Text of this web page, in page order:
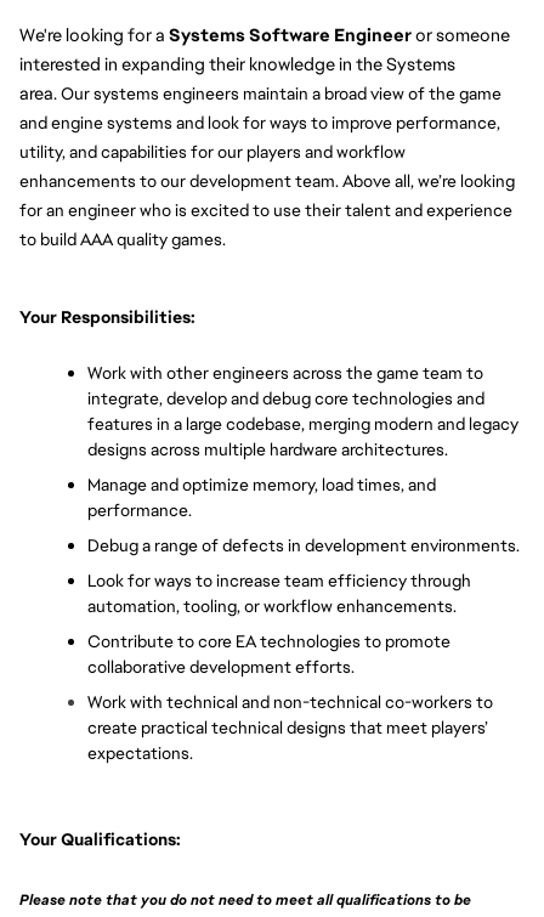
We're looking for a Systems Software Engineer or someone
interested in expanding their knowledge in the Systems
area. Our systems engineers maintain a broad view of the game
and engine systems and look for ways to improve performance,
utility, and capabilities for our players and workflow
enhancements to our development team. Above all, we’re looking
for an engineer who is excited to use their talent and experience
to build AAA quality games.
Your Responsibilities:
Work with other engineers across the game team to
integrate, develop and debug core technologies and
features in a large codebase, merging modern and legacy
designs across multiple hardware architectures.
Manage and optimize memory, load times, and
performance.
Debug a range of defects in development environments.
Look for ways to increase team efficiency through
automation, tooling, or workflow enhancements.
Contribute to core EA technologies to promote
collaborative development efforts.
Work with technical and non-technical co-workers to
create practical technical designs that meet players’
expectations.
Your Qualifications:
Please note that you do not need to meet all qualifications to be